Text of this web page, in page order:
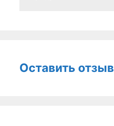
Оставить отзыв